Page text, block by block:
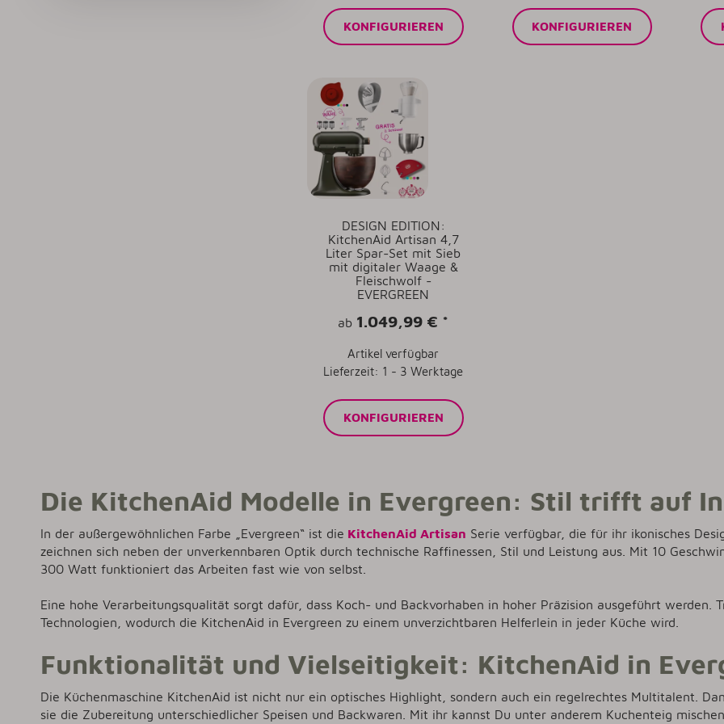
KONFIGURIEREN KONFIGURIEREN
DESIGN EDITION:
KitchenAid Artisan 4,7
Liter Spar-Set mit Sieb
mit digitaler Waage &
Fleischwolf -
EVERGREEN
ab 1.049,99 € *
Artikel verfügbar
Lieferzeit: 1 - 3 Werktage
KONFIGURIEREN
Die KitchenAid Modelle in Evergreen: Stil trifft auf
In der außergewöhnlichen Farbe „Evergreen“ ist die KitchenAid Artisan Serie verfügbar, die für ihr ikonisches
zeichnen sich neben der unverkennbaren Optik durch technische Raffinessen, Stil und Leistung aus. Mit 10
300 Watt funktioniert das Arbeiten fast wie von selbst.
Eine hohe Verarbeitungsqualität sorgt dafür, dass Koch- und Backvorhaben in hoher Präzision ausgeführt
Technologien, wodurch die KitchenAid in Evergreen zu einem unverzichtbaren Helferlein in jeder Küche wird.
Funktionalität und Vielseitigkeit: KitchenAid in
Die Küchenmaschine KitchenAid ist nicht nur ein optisches Highlight, sondern auch ein regelrechtes Multitalent.
sie die Zubereitung unterschiedlicher Speisen und Backwaren. Mit ihr kannst Du unter anderem Kuchenteig